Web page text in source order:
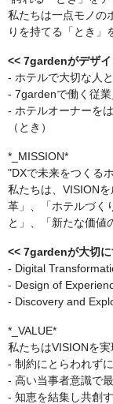
私たちは一点モノの
りを持てる「とき」
<< 7gardenがデザ
- ホテルで大切な人
- 7gardenで働く従業
- ホテルオーナーを
（とき）
*_MISSION*
"DXで未来をつくる
私たちは、VISION
革」、「ホテルづく
と」、「新たな価値
<< 7gardenが大切
- Digital
- Design of
- Discovery and
*_VALUE*
私たちはVISIONを
- 制約にとらわれず
- 高い当事者意識で
- 知恵を結集し共創